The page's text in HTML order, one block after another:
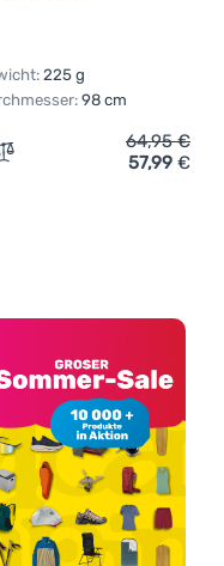
Large Umbrella'
225 g
98 cm
Zum Vergleich
64,95€
57,99 €